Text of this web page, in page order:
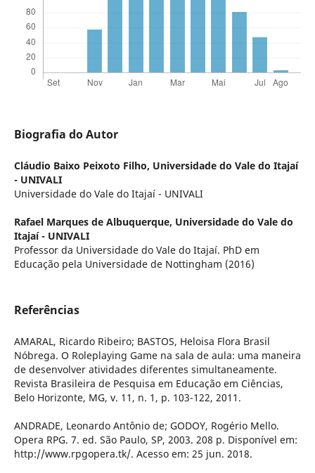
Biografia do Autor
Cláudio Baixo Peixoto Filho, Universidade do Vale do Itajaí
- UNIVALI
Universidade do Vale do Itajaí - UNIVALI
Rafael Marques de Albuquerque, Universidade do Vale do
Itajaí - UNIVALI
Professor da Universidade do Vale do Itajaí. PhD em
Educação pela Universidade de Nottingham (2016)
Referências
AMARAL, Ricardo Ribeiro; BASTOS, Heloisa Flora Brasil
Nóbrega. O Roleplaying Game na sala de aula: uma maneira
de desenvolver atividades diferentes simultaneamente.
Revista Brasileira de Pesquisa em Educação em Ciências,
Belo Horizonte, MG, v. 11, n. 1, p. 103-122, 2011.
ANDRADE, Leonardo Antônio de; GODOY, Rogério Mello.
Opera RPG. 7. ed. São Paulo, SP, 2003. 208 p. Disponível em:
http://www.rpgopera.tk/. Acesso em: 25 jun. 2018.